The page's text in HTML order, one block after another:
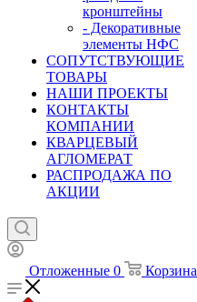
кронштейны
- Декоративные
элементы НФС
СОПУТСТВУЮЩИЕ
ТОВАРЫ
НАШИ ПРОЕКТЫ
КОНТАКТЫ
КОМПАНИИ
КВАРЦЕВЫЙ
АГЛОМЕРАТ
РАСПРОДАЖА ПО
АКЦИИ
Отложенные 0 Корзина